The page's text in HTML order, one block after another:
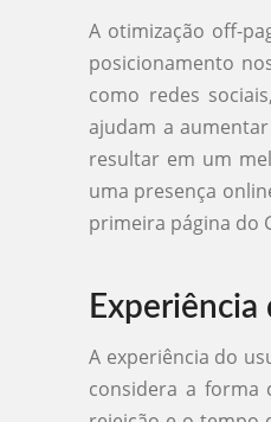
A otimização off-
posicionamento
como redes
ajudam a
resultar em um
uma presença
primeira página do
Experiência
A experiência do
considera a forma